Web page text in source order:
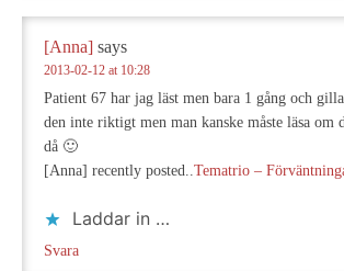
[Anna] says
2013-02-12 at 10:28
Patient 67 har jag läst men bara 1 gång och
den inte riktigt men man kanske måste läsa om
då 🙂
[Anna] recently posted..Tematrio –
Laddar in …
Svara